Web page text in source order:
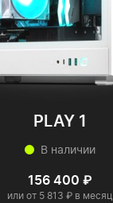
PLAY 1
В наличии
156 400 ₽
или от 5 813 ₽ в месяц